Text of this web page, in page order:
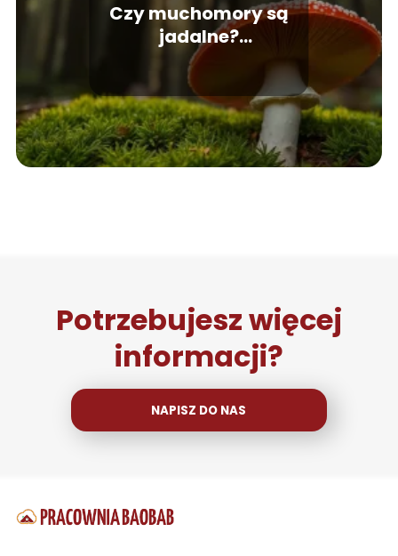
Czy muchomory są
jadalne?
Odpowiadamy na
najważniejsze pytania
Potrzebujesz więcej
informacji?
NAPISZ DO NAS